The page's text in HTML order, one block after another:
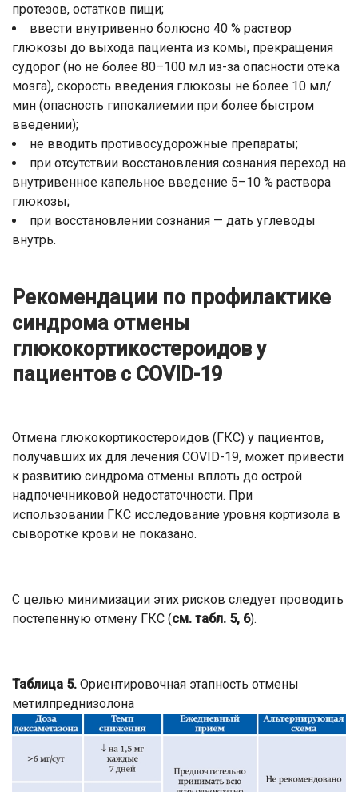
протезов, остатков пищи;
ввести внутривенно болюсно 40 % раствор
глюкозы до выхода пациента из комы, прекращения
судорог (но не более 80–100 мл из-за опасности отека
мозга), скорость введения глюкозы не более 10 мл/
мин (опасность гипокалиемии при более быстром
введении);
не вводить противосудорожные препараты;
при отсутствии восстановления сознания переход на
внутривенное капельное введение 5–10 % раствора
глюкозы;
при восстановлении сознания — дать углеводы
внутрь.
Рекомендации по профилактике
синдрома отмены
глюкокортикостероидов у
пациентов с COVID-19
Отмена глюкокортикостероидов (ГКС) у пациентов,
получавших их для лечения COVID-19, может привести
к развитию синдрома отмены вплоть до острой
надпочечниковой недостаточности. При
использовании ГКС исследование уровня кортизола в
сыворотке крови не показано.
С целью минимизации этих рисков следует проводить
постепенную отмену ГКС (см. табл. 5, 6).
Таблица 5. Ориентировочная этапность отмены
метилпреднизолона